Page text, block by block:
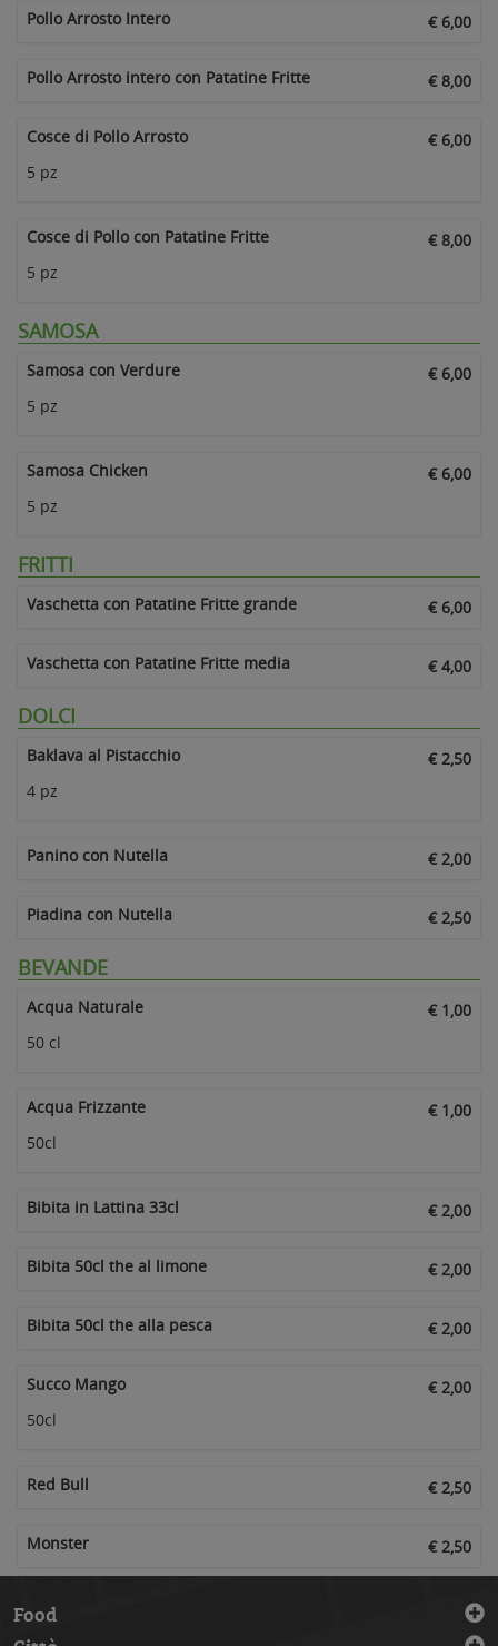
Pollo Arrosto Intero € 6,00
Pollo Arrosto intero con Patatine Fritte € 8,00
Cosce di Pollo Arrosto
€ 6,00
5 pz
Cosce di Pollo con Patatine Fritte
€ 8,00
5 pz
SAMOSA
Samosa con Verdure
€ 6,00
5 pz
Samosa Chicken
€ 6,00
5 pz
FRITTI
Vaschetta con Patatine Fritte grande € 6,00
Vaschetta con Patatine Fritte media € 4,00
DOLCI
Baklava al Pistacchio
€ 2,50
4 pz
Panino con Nutella € 2,00
Piadina con Nutella € 2,50
BEVANDE
Acqua Naturale
€ 1,00
50 cl
Acqua Frizzante
€ 1,00
50cl
Bibita in Lattina 33cl € 2,00
Bibita 50cl the al limone € 2,00
Bibita 50cl the alla pesca € 2,00
Succo Mango
€ 2,00
50cl
Red Bull € 2,50
Monster € 2,50
Food